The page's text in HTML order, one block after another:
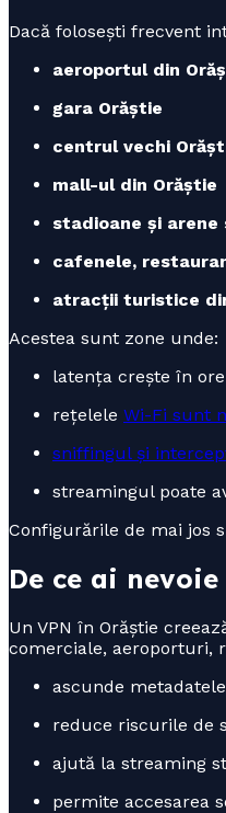
Dacă folosești frecvent
aeroportul din
gara Orăștie
centrul vechi
mall-ul din Orăștie
stadioane și arene
cafenele,
atracții turistice
Acestea sunt zone unde:
latența crește în
rețelele Wi-Fi sunt
sniffingul și
streamingul poate
Configurările de mai jos
De ce ai
Un VPN în Orăștie
comerciale, aeroporturi,
ascunde
reduce riscurile de
ajută la streaming
permite accesarea